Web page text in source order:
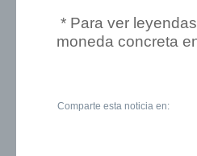
* Para ver
moneda concreta
Comparte esta noticia en: